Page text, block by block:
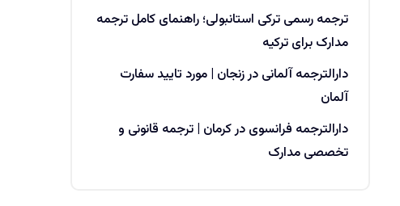
ترجمه رسمی ترکی استانبولی؛ راهنمای کامل ترجمه
مدارک برای ترکیه
دارالترجمه آلمانی در زنجان | مورد تایید سفارت
آلمان
دارالترجمه فرانسوی در کرمان | ترجمه قانونی و
تخصصی مدارک